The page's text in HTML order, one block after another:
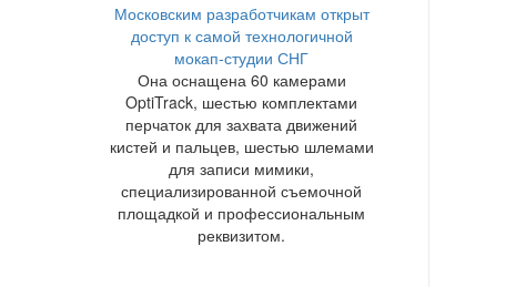
Московским разработчикам открыт
доступ к самой технологичной
мокап-студии СНГ
Она оснащена 60 камерами
OptiTrack, шестью комплектами
перчаток для захвата движений
кистей и пальцев, шестью шлемами
для записи мимики,
специализированной съемочной
площадкой и профессиональным
реквизитом.